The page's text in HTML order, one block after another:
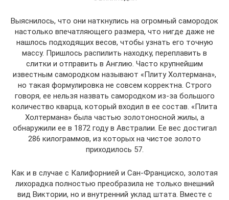
Выяснилось, что они наткнулись на огромный самородок
настолько впечатляющего размера, что нигде даже не
нашлось подходящих весов, чтобы узнать его точную
массу. Пришлось распилить находку, переплавить в
слитки и отправить в Англию. Часто крупнейшим
известным самородком называют «Плиту Холтермана»,
но такая формулировка не совсем корректна. Строго
говоря, ее нельзя назвать самородком из-за большого
количество кварца, который входил в ее состав. «Плита
Холтермана» была частью золотоносной жилы, а
обнаружили ее в 1872 году в Австралии. Ее вес достигал
286 килограммов, из которых на чистое золото
приходилось 57.
Как и в случае с Калифорнией и Сан-Франциско, золотая
лихорадка полностью преобразила не только внешний
вид Виктории, но и внутренний уклад штата. Вместе с